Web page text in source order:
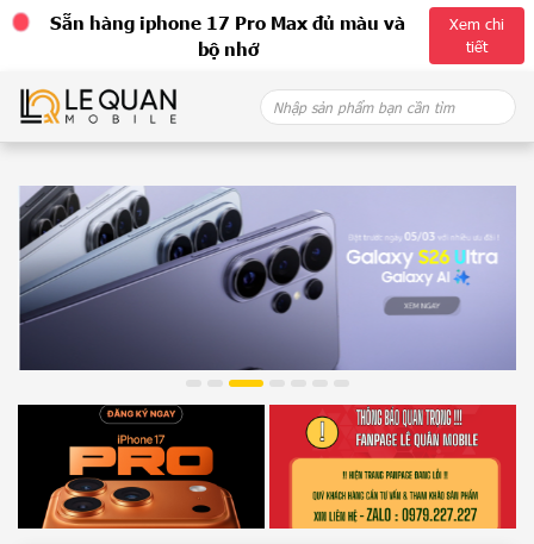
Sẵn hàng iphone 17 Pro Max đủ màu và
bộ nhớ
Xem chi
tiết
content
Search
for: